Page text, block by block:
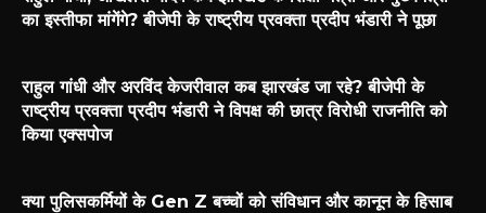
का इस्तीफा मांगेंगे? बीजेपी के राष्ट्रीय प्रवक्ता प्रदीप भंडारी ने पूछा
राहुल गांधी और अरविंद केजरीवाल कब झारखंड जा रहे? बीजेपी के
राष्ट्रीय प्रवक्ता प्रदीप भंडारी ने विपक्ष की छात्र विरोधी राजनीति को
किया एक्सपोज
क्या पुलिसकर्मियों के Gen Z बच्चों को संविधान और कानून के हिसाब